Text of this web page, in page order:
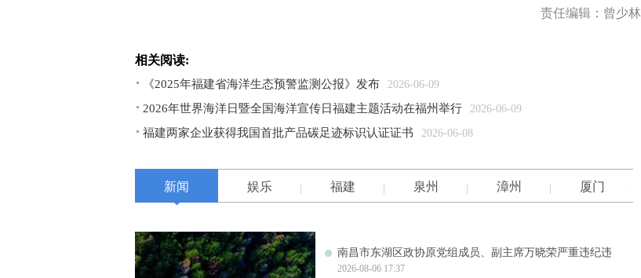
责任编辑：曾少林
相关阅读:
《2025年福建省海洋生态预警监测公报》发布 2026-06-09
2026年世界海洋日暨全国海洋宣传日福建主题活动在福州举行 2026-06-09
福建两家企业获得我国首批产品碳足迹标识认证证书 2026-06-08
新闻 娱乐 福建 泉州 漳州 厦门
南昌市东湖区政协原党组成员、副主席万晓荣严重违纪违
2026-08-06 17:37